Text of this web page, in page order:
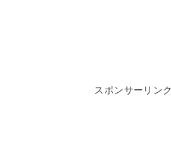
スポンサーリンク